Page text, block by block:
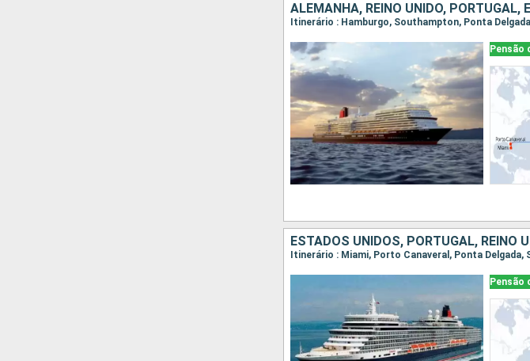
ALEMANHA, REINO UNIDO, PORTUGAL,
Itinerário : Hamburgo, Southampton, Ponta
Pensão
ESTADOS UNIDOS, PORTUGAL, REINO
Itinerário : Miami, Porto Canaveral, Ponta Delgada,
Pensão